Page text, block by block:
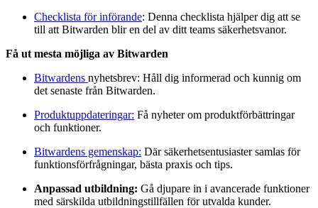
Checklista för införande: Denna checklista hjälper dig att se
till att Bitwarden blir en del av ditt teams säkerhetsvanor.
Få ut mesta möjliga av Bitwarden
Bitwardens nyhetsbrev: Håll dig informerad och kunnig om
det senaste från Bitwarden.
Produktuppdateringar: Få nyheter om produktförbättringar
och funktioner.
Bitwardens gemenskap: Där säkerhetsentusiaster samlas för
funktionsförfrågningar, bästa praxis och tips.
Anpassad utbildning: Gå djupare in i avancerade funktioner
med särskilda utbildningstillfällen för utvalda kunder.